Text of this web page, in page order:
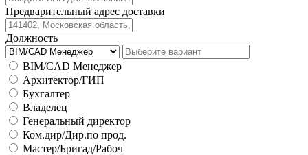
Предварительный адрес доставки
Должность
BIM/CAD Менеджер
Архитектор/ГИП
Бухгалтер
Владелец
Генеральный директор
Ком.дир/Дир.по прод.
Мастер/Бригад/Рабоч